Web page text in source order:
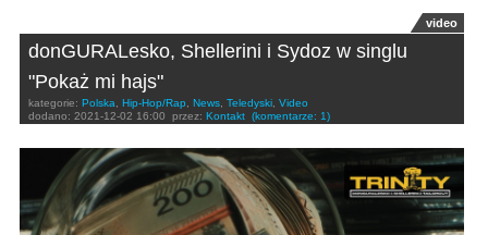
video
donGURALesko, Shellerini i Sydoz w singlu
"Pokaż mi hajs"
kategorie: Polska, Hip-Hop/Rap, News, Teledyski, Video
dodano: 2021-12-02 16:00 przez: Kontakt (komentarze: 1)